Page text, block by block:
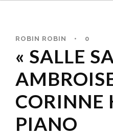
ROBIN ROBIN • 0
« SALLE
CORINNE
PIANO